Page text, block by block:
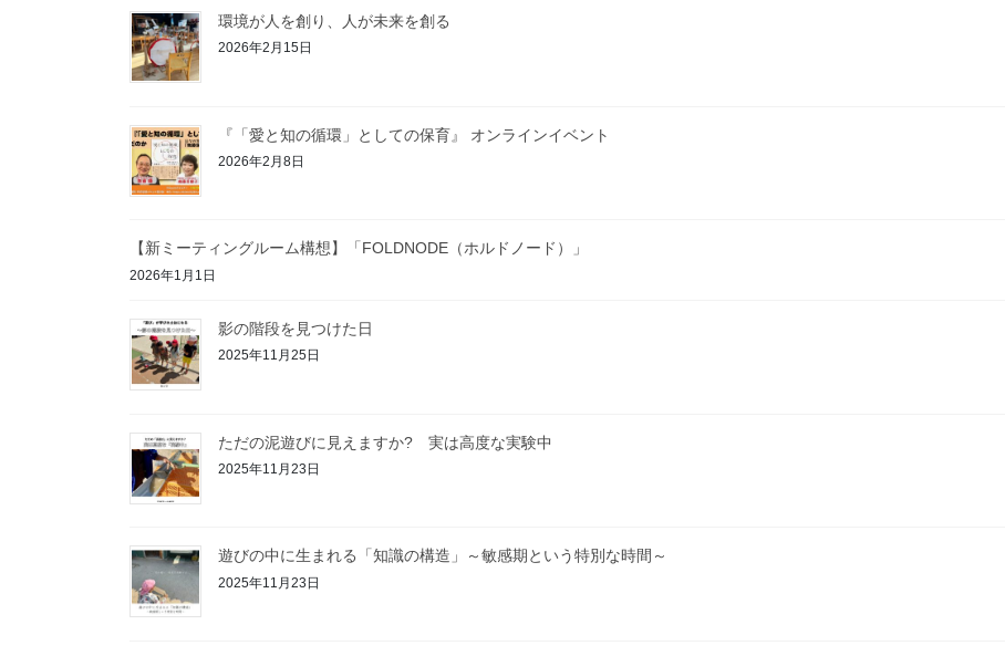
環境が人を創り、人が未来を創る
2026年2月15日
『「愛と知の循環」としての保育』 オンラインイベント
2026年2月8日
【新ミーティングルーム構想】「FOLDNODE（ホルドノード）」
2026年1月1日
影の階段を見つけた日
2025年11月25日
ただの泥遊びに見えますか? 実は高度な実験中
2025年11月23日
遊びの中に生まれる「知識の構造」～敏感期という特別な時間～
2025年11月23日